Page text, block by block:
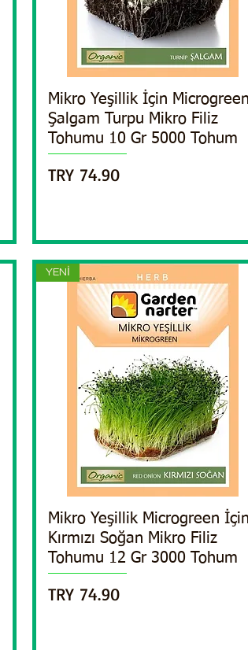
Quick View
Mikro Yeşillik İçin Microgreen
Şalgam Turpu Mikro Filiz
Tohumu 10 Gr 5000 Tohum
Price
TRY 74.90
Quick View
YENİ
Mikro Yeşillik Microgreen İçin
Kırmızı Soğan Mikro Filiz
Tohumu 12 Gr 3000 Tohum
Price
TRY 74.90